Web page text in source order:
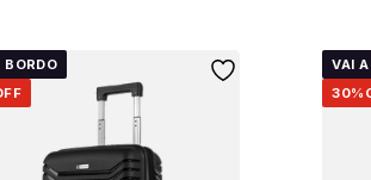
BORDO
VAI
30%